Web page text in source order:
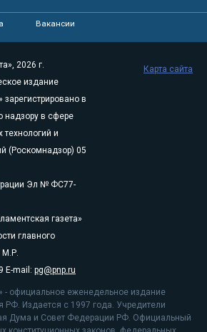
Вакансии
2026 г.
издание
зарегистрировано в
надзору в сфере
и
(Роскомнадзор) 05
Эл № ФС77-
газета»
главного
М.Р.
E-mail: pg@pnp.ru
- официальное еженедельное издание
РФ. Издается с 1997 года. Учредители
Дума и Совет Федерации РФ. Официальный
Карта сайта